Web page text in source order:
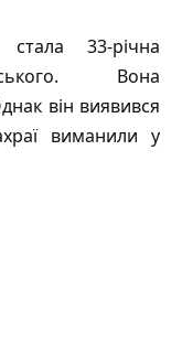
33-річна
Вона
він виявився
виманили у